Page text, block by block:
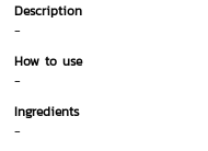
Description
-
How to use
-
Ingredients
-